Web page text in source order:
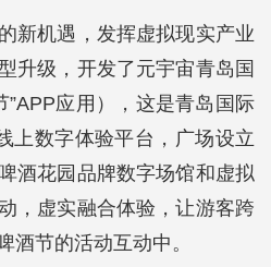
新机遇，发挥虚拟现实产业
升级，开发了元宇宙青岛国
”APP应用），这是青岛国际
上数字体验平台，广场设立
酒花园品牌数字场馆和虚拟
，虚实融合体验，让游客跨
酒节的活动互动中。